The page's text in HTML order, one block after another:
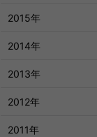
2015年
2014年
2013年
2012年
2011年